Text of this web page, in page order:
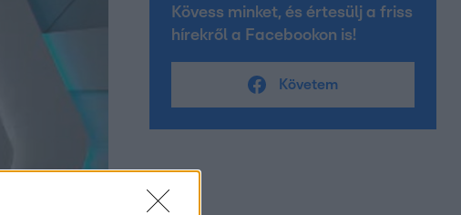
Kövess minket, és értesülj a friss
hírekről a Facebookon is!
Követem